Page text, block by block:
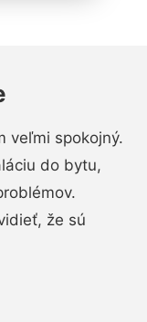
veľmi spokojný.
do bytu,
že sú